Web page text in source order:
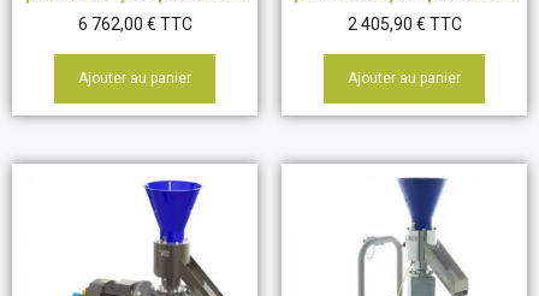
6 762,00 € TTC
Ajouter au panier
2 405,90 € TTC
Ajouter au panier